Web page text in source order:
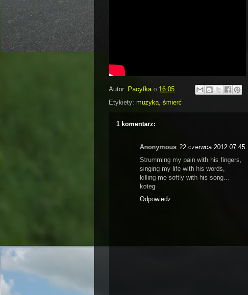
Autor: Pacyfka o 16:05
Etykiety: muzyka, śmierć
1 komentarz:
Anonymous 22 czerwca 2012 07:45
Strumming my pain with his fingers,
singing my life with his words,
killing me softly with his song...
koteg
Odpowiedz